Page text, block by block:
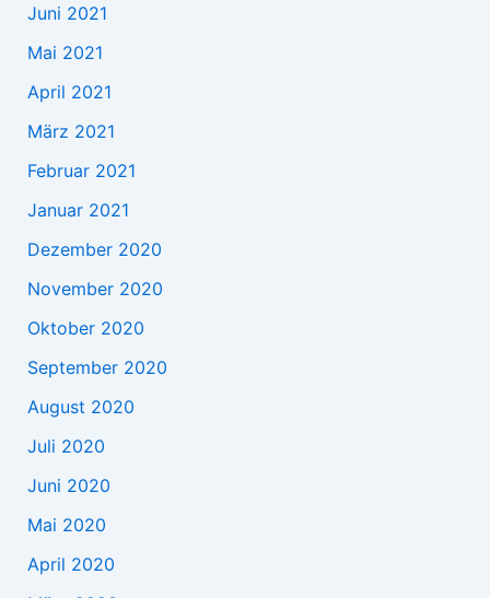
Juni 2021
Mai 2021
April 2021
März 2021
Februar 2021
Januar 2021
Dezember 2020
November 2020
Oktober 2020
September 2020
August 2020
Juli 2020
Juni 2020
Mai 2020
April 2020